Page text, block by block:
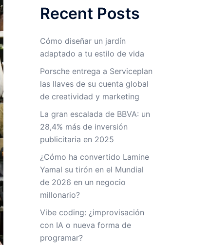
Recent Posts
Cómo diseñar un jardín
adaptado a tu estilo de vida
Porsche entrega a Serviceplan
las llaves de su cuenta global
de creatividad y marketing
La gran escalada de BBVA: un
28,4% más de inversión
publicitaria en 2025
¿Cómo ha convertido Lamine
Yamal su tirón en el Mundial
de 2026 en un negocio
millonario?
Vibe coding: ¿improvisación
con IA o nueva forma de
programar?